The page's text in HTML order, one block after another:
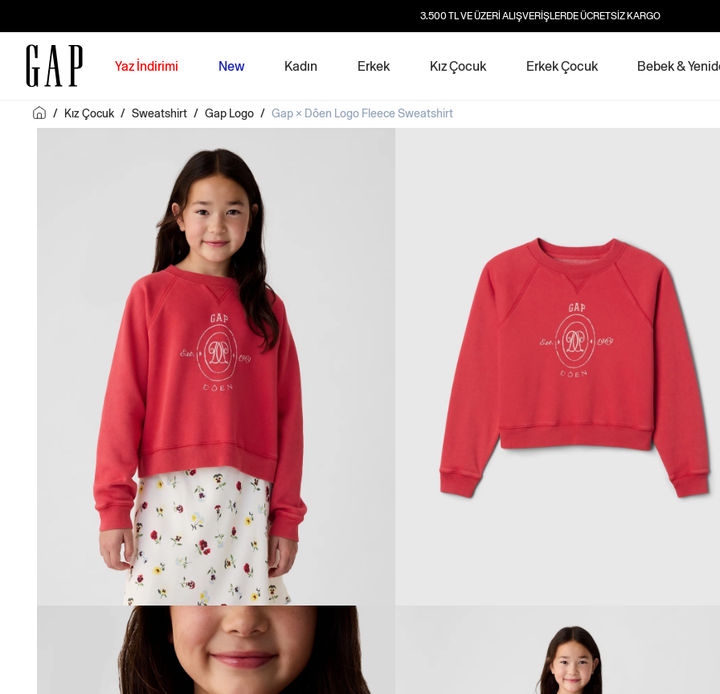
3.500 TL VE ÜZERİ ALIŞVERİŞLERDE ÜCRETSİZ KARGO
Yaz İndirimi New Kadın Erkek Kız Çocuk Erkek Çocuk Bebek &
/ Kız Çocuk / Sweatshirt / Gap Logo / Gap × Dôen Logo Fleece Sweatshirt